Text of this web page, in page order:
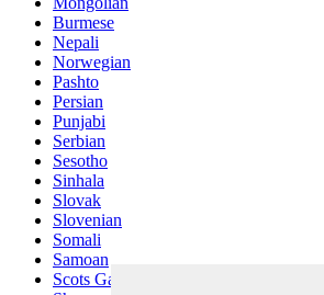
Burmese
Nepali
Norwegian
Pashto
Persian
Punjabi
Serbian
Sesotho
Sinhala
Slovak
Slovenian
Somali
Samoan
Scots Gaelic